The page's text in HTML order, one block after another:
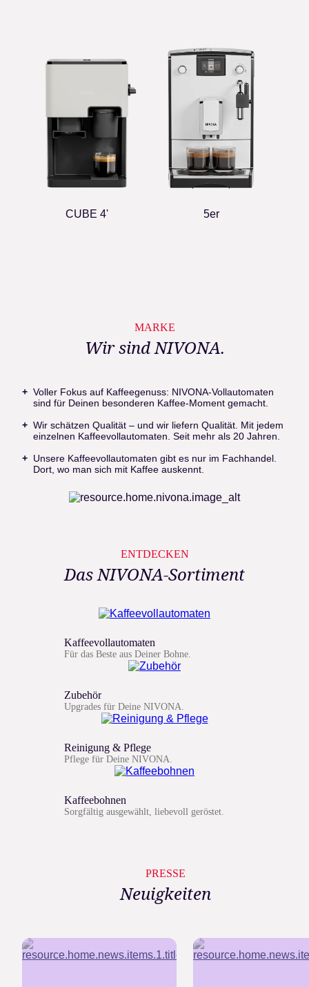
CUBE 4' 5er
MARKE
Wir sind NIVONA.
Voller Fokus auf Kaffeegenuss: NIVONA-Vollautomaten
sind für Deinen besonderen Kaffee-Moment gemacht.
Wir schätzen Qualität – und wir liefern Qualität. Mit jedem
einzelnen Kaffeevollautomaten. Seit mehr als 20 Jahren.
Unsere Kaffeevollautomaten gibt es nur im Fachhandel.
Dort, wo man sich mit Kaffee auskennt.
ENTDECKEN
Das NIVONA-Sortiment
Kaffeevollautomaten
Für das Beste aus Deiner Bohne.
Zubehör
Upgrades für Deine NIVONA.
Reinigung & Pflege
Pflege für Deine NIVONA.
Kaffeebohnen
Sorgfältig ausgewählt, liebevoll geröstet.
PRESSE
Neuigkeiten